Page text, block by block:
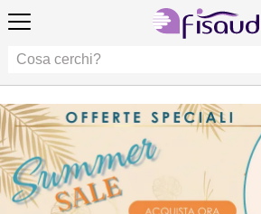
Account
ordini
4,8 4,8
Differenziali
Occasione
Fisaude
Fisioterapia
Cura
dei
Estetica,
dermocosmetici
e medicina
estetica
IT
DE
Account
ordini
4,8
Differenziali
Occasione
Fisaude
Fisioterapia
piedi
Estetica,
dermocosmetici
IT
DE